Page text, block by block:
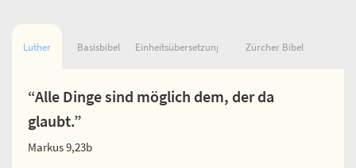
Luther Basisbibel Einheitsübersetzung Zürcher Bibel
“Alle Dinge sind möglich dem, der da
glaubt.”
Markus 9,23b